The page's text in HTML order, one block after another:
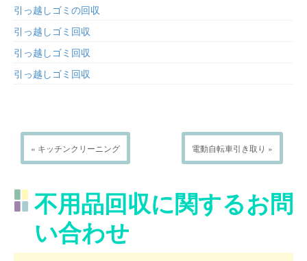
引っ越しゴミの回収
引っ越しゴミ回収
引っ越しゴミ回収
引っ越しゴミ回収
« キッチンクリーニング 電動自転車引き取り »
不用品回収に関するお問
い合わせ